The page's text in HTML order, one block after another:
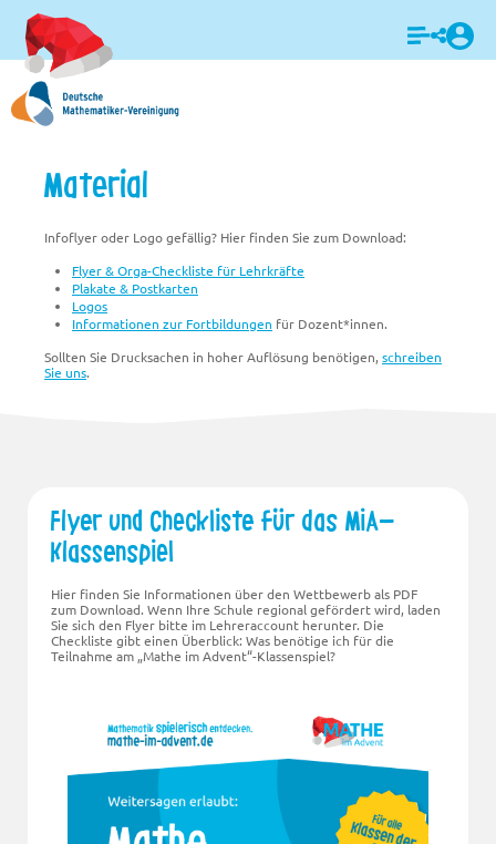
Login
Material
Infoflyer oder Logo gefällig? Hier finden Sie zum Download:
Flyer & Orga-Checkliste für Lehrkräfte
Plakate & Postkarten
Logos
Informationen zur Fortbildungen für Dozent*innen.
Sollten Sie Drucksachen in hoher Auflösung benötigen, schreiben
Sie uns.
Flyer und Checkliste für das MiA-
Klassenspiel
Hier finden Sie Informationen über den Wettbewerb als PDF
zum Download. Wenn Ihre Schule regional gefördert wird, laden
Sie sich den Flyer bitte im Lehreraccount herunter. Die
Checkliste gibt einen Überblick: Was benötige ich für die
Teilnahme am „Mathe im Advent“-Klassenspiel?